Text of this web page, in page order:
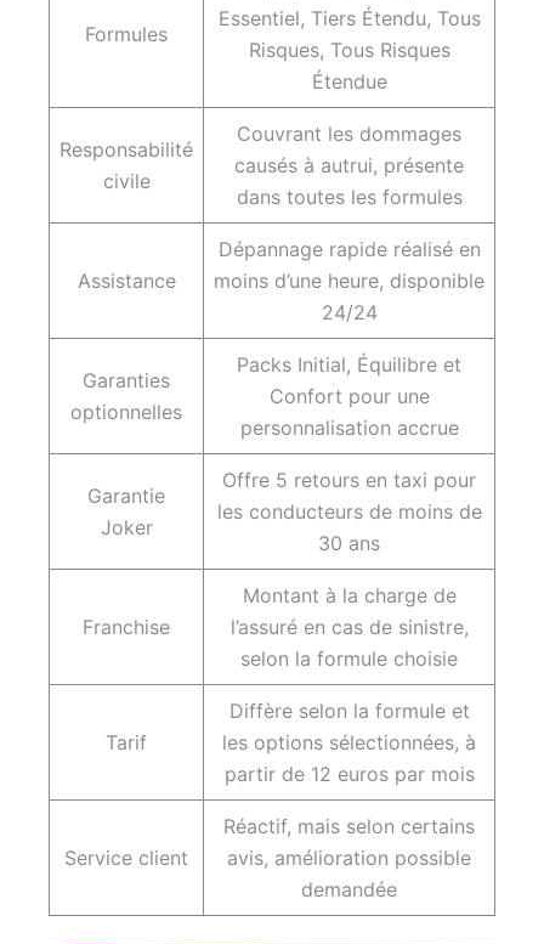
Formules
Essentiel, Tiers Étendu, Tous
Risques, Tous Risques
Étendue
Responsabilité
civile
Couvrant les dommages
causés à autrui, présente
dans toutes les formules
Assistance
Dépannage rapide réalisé en
moins d’une heure, disponible
24/24
Garanties
optionnelles
Packs Initial, Équilibre et
Confort pour une
personnalisation accrue
Garantie
Joker
Offre 5 retours en taxi pour
les conducteurs de moins de
30 ans
Franchise
Montant à la charge de
l’assuré en cas de sinistre,
selon la formule choisie
Tarif
Diffère selon la formule et
les options sélectionnées, à
partir de 12 euros par mois
Service client
Réactif, mais selon certains
avis, amélioration possible
demandée